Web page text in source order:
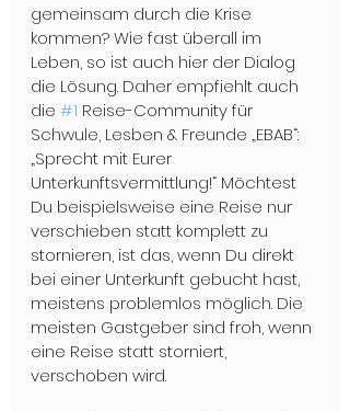
gemeinsam durch die Krise
kommen? Wie fast überall im
Leben, so ist auch hier der Dialog
die Lösung. Daher empfiehlt auch
die #1 Reise-Community für
Schwule, Lesben & Freunde „EBAB“:
„Sprecht mit Eurer
Unterkunftsvermittlung!“ Möchtest
Du beispielsweise eine Reise nur
verschieben statt komplett zu
stornieren, ist das, wenn Du direkt
bei einer Unterkunft gebucht hast,
meistens problemlos möglich. Die
meisten Gastgeber sind froh, wenn
eine Reise statt storniert,
verschoben wird.